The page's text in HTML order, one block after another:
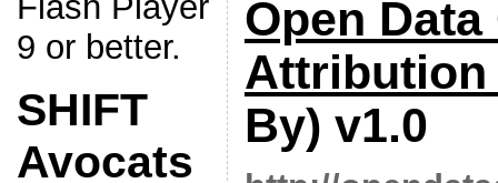
9 or better.
SHIFT
Avocats
Open
Attribution
By) v1.0